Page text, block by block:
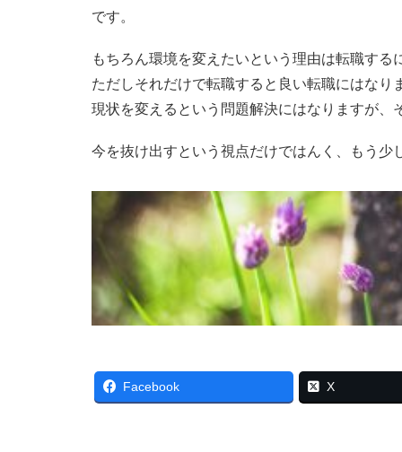
です。
もちろん環境を変えたいという理由は転職する
ただしそれだけで転職すると良い転職にはなり
現状を変えるという問題解決にはなりますが
今を抜け出すという視点だけではんく、もう少
Facebook X